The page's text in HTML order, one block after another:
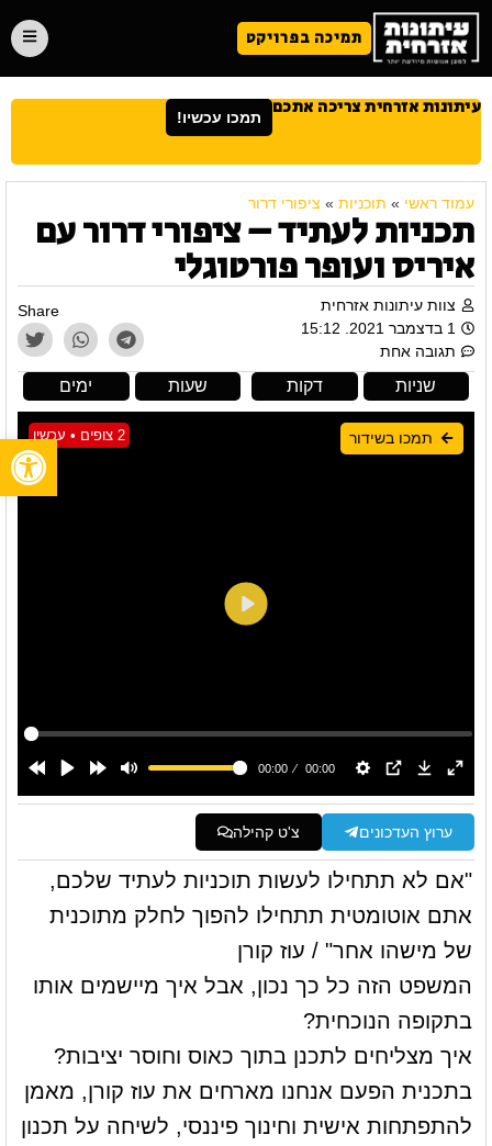
תמיכה בפרויקט
עיתונות אזרחית צריכה אתכם תמכו עכשיו!
עמוד ראשי » תוכניות » ציפורי דרור
תכניות לעתיד – ציפורי דרור עם
איריס ועופר פורטוגלי
צוות עיתונות אזרחית
1 בדצמבר 2021. 15:12
תגובה אחת
Share
ימים שעות דקות שניות
2 צופים • עכשיו תמכו בשידור
ערוץ העדכונים צ'ט קהילה
"אם לא תתחילו לעשות תוכניות לעתיד שלכם,
אתם אוטומטית תתחילו להפוך לחלק מתוכנית
של מישהו אחר" / עוז קורן
המשפט הזה כל כך נכון, אבל איך מיישמים אותו
בתקופה הנוכחית?
איך מצליחים לתכנן בתוך כאוס וחוסר יציבות?
בתכנית הפעם אנחנו מארחים את עוז קורן, מאמן
להתפתחות אישית וחינוך פיננסי, לשיחה על תכנון